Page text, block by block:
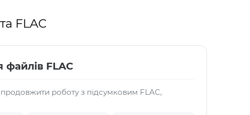
FLAC
файлів FLAC
роботу з підсумковим FLAC,